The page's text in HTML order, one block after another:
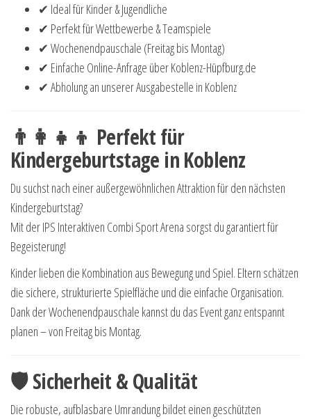
✔ Ideal für Kinder & Jugendliche
✔ Perfekt für Wettbewerbe & Teamspiele
✔ Wochenendpauschale (Freitag bis Montag)
✔ Einfache Online-Anfrage über Koblenz-Hüpfburg.de
✔ Abholung an unserer Ausgabestelle in Koblenz
👨👩👧👦 Perfekt für
Kindergeburtstage in Koblenz
Du suchst nach einer außergewöhnlichen Attraktion für den nächsten
Kindergeburtstag?
Mit der IPS Interaktiven Combi Sport Arena sorgst du garantiert für
Begeisterung!
Kinder lieben die Kombination aus Bewegung und Spiel. Eltern schätzen
die sichere, strukturierte Spielfläche und die einfache Organisation.
Dank der Wochenendpauschale kannst du das Event ganz entspannt
planen – von Freitag bis Montag.
🛡 Sicherheit & Qualität
Die robuste, aufblasbare Umrandung bildet einen geschützten